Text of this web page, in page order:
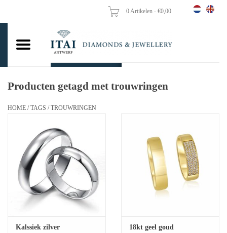
0 Artikelen - €0,00
Trouwringen
Oorbellen
Vrouw ringen
Producten getagd met trouwringen
HOME /TAGS /TROUWRINGEN
Kalssiek zilver
18kt geel goud